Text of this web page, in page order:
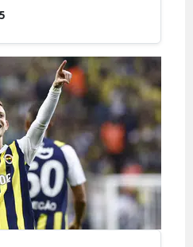
Şırnak
Bartın
Ardahan
Iğdır
Yalova
Karabük